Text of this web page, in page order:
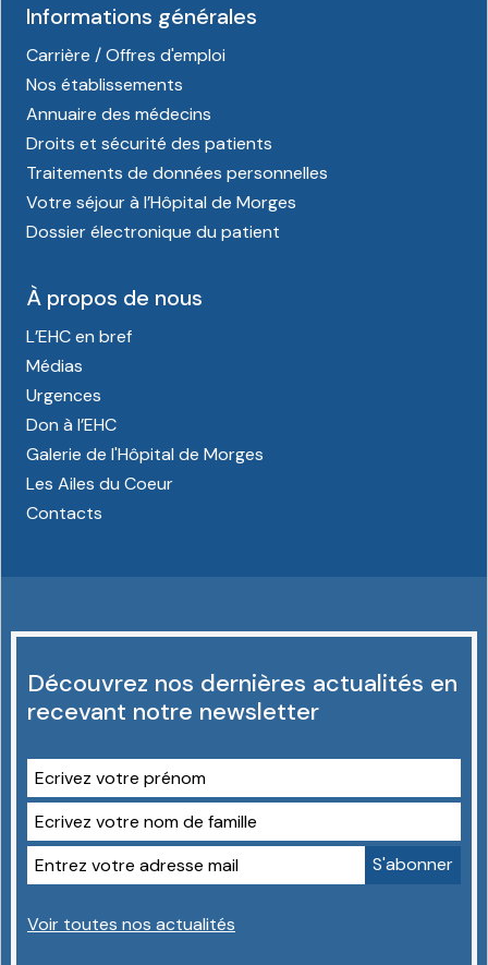
Informations générales
Carrière / Offres d'emploi
Nos établissements
Annuaire des médecins
Droits et sécurité des patients
Traitements de données personnelles
Votre séjour à l’Hôpital de Morges
Dossier électronique du patient
À propos de nous
L’EHC en bref
Médias
Urgences
Don à l’EHC
Galerie de l'Hôpital de Morges
Les Ailes du Coeur
Contacts
Découvrez nos dernières actualités en
recevant notre newsletter
Voir toutes nos actualités